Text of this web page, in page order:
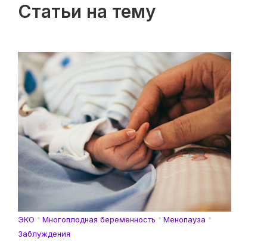
Статьи на тему
ЭКО Многоплодная беременность
Менопауза
Заблуждения